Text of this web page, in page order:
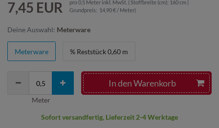
7,45 EUR pro0,5 Meter inkl. MwSt. ( Stoffbreite (cm): 160 cm |
Grundpreis: 14,90 € / Meter)
Deine Auswahl: Meterware
Meterware % Reststück 0,60 m
In den Warenkorb
Meter
Sofort versandfertig, Lieferzeit 2-4 Werktage